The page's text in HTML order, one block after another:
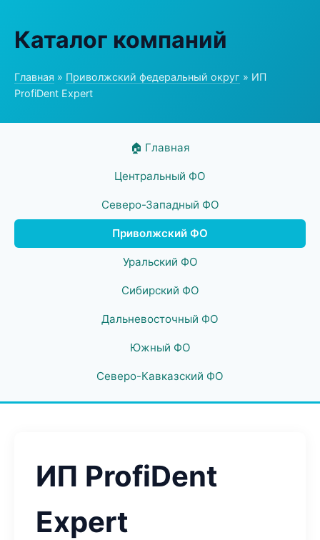
Каталог компаний
Главная » Приволжский федеральный округ » ИП
ProfiDent Expert
🏠 Главная
Центральный ФО
Северо-Западный ФО
Приволжский ФО
Уральский ФО
Сибирский ФО
Дальневосточный ФО
Южный ФО
Северо-Кавказский ФО
ИП ProfiDent
Expert